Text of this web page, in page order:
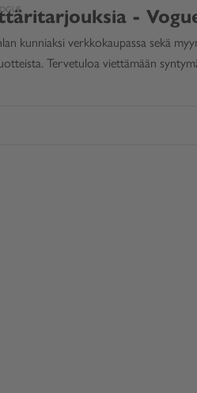
-
kunniaksi verkkokaupassa sekä
Tervetuloa viettämään